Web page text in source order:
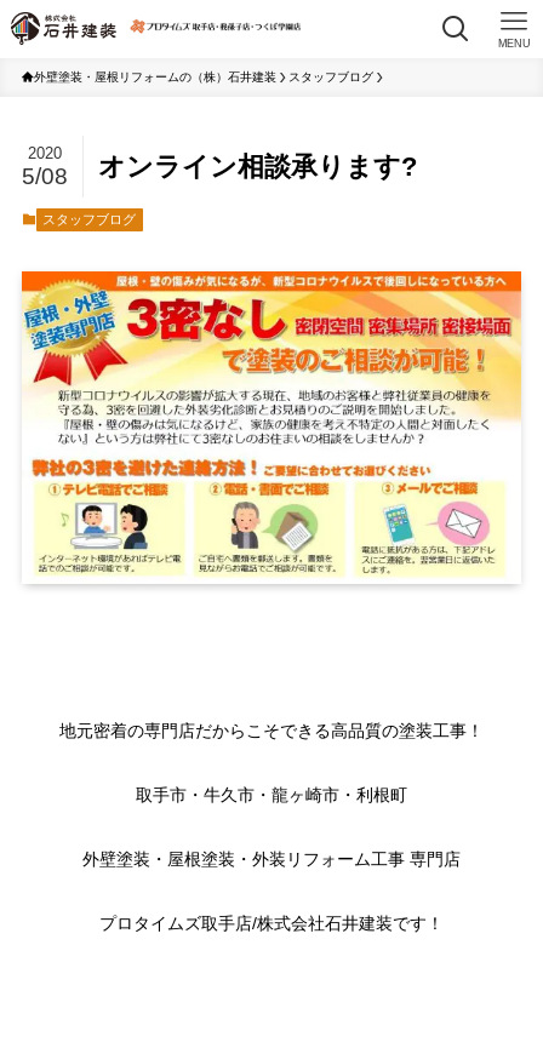
MENU
外壁塗装・屋根リフォームの（株）石井建装 スタッフブログ
オンライン相談承ります?
2020
5/08
スタッフブログ
地元密着の専門店だからこそできる高品質の塗装工事！
取手市・牛久市・龍ヶ崎市・利根町
外壁塗装・屋根塗装・外装リフォーム工事 専門店
プロタイムズ取手店/株式会社石井建装です！